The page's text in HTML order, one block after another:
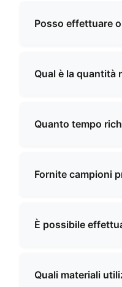
sera, borse
soluzioni
Posso effettuare
nostro team
Qual è la quantità
vostre esigenze
Quanto tempo
del prodotto. Ti
Fornite campioni
campioni e la
È possibile
nella maggior
Quali materiali